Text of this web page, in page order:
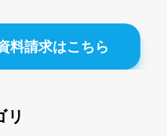
料請求はこちら
リ